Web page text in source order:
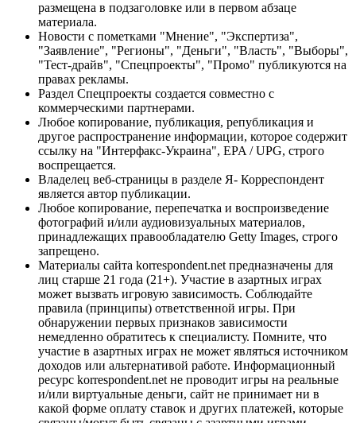
размещена в подзаголовке или в первом абзаце
материала.
Новости с пометками "Мнение", "Экспертиза",
"Заявление", "Регионы", "Деньги", "Власть", "Выборы",
"Тест-драйв", "Спецпроекты", "Промо" публикуются на
правах рекламы.
Раздел Спецпроекты создается совместно с
коммерческими партнерами.
Любое копирование, публикация, републикация и
другое распространение информации, которое содержит
ссылку на "Интерфакс-Украина", EPA / UPG, строго
воспрещается.
Владелец веб-страницы в разделе Я- Корреспондент
является автор публикации.
Любое копирование, перепечатка и воспроизведение
фотографий и/или аудиовизуальных материалов,
принадлежащих правообладателю Getty Images, строго
запрещено.
Материалы сайта korrespondent.net предназначены для
лиц старше 21 года (21+). Участие в азартных играх
может вызвать игровую зависимость. Соблюдайте
правила (принципы) ответственной игры. При
обнаружении первых признаков зависимости
немедленно обратитесь к специалисту. Помните, что
участие в азартных играх не может являться источником
доходов или альтернативой работе. Информационный
ресурс korrespondent.net не проводит игры на реальные
и/или виртуальные деньги, сайт не принимает ни в
какой форме оплату ставок и других платежей, которые